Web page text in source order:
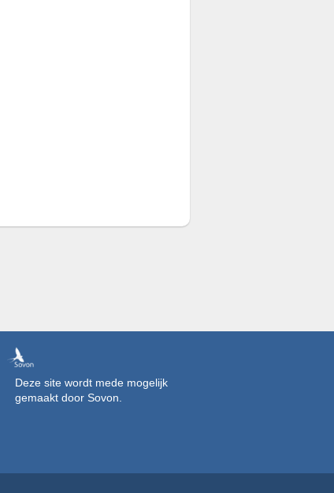
Deze site wordt mede mogelijk
gemaakt door Sovon.